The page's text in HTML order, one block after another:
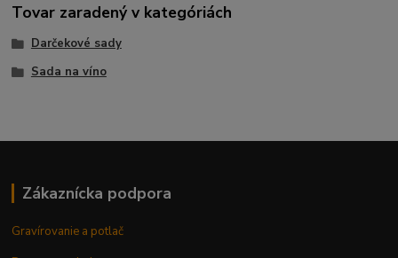
Tovar zaradený v kategóriách
Darčekové sady
Sada na víno
Zákaznícka podpora
Gravírovanie a potlač